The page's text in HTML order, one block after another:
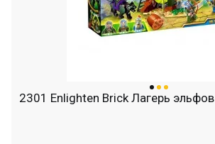
2301 Enlighten Brick Лагерь эльфов